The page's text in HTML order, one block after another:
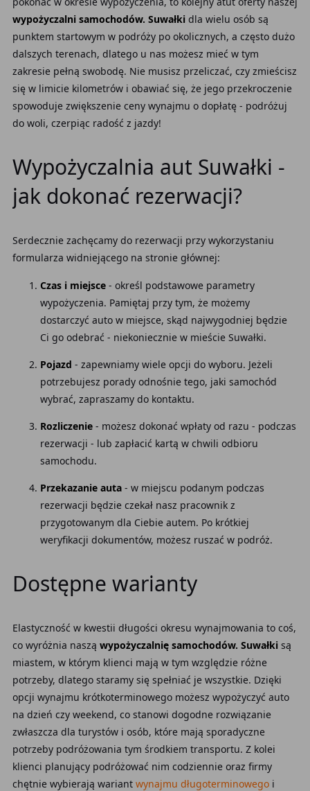
wypożyczalni samochodów. Suwałki dla wielu osób są
punktem startowym w podróży po okolicznych, a często dużo
dalszych terenach, dlatego u nas możesz mieć w tym
zakresie pełną swobodę. Nie musisz przeliczać, czy zmieścisz
się w limicie kilometrów i obawiać się, że jego przekroczenie
spowoduje zwiększenie ceny wynajmu o dopłatę - podróżuj
do woli, czerpiąc radość z jazdy!
Wypożyczalnia aut Suwałki -
jak dokonać rezerwacji?
Serdecznie zachęcamy do rezerwacji przy wykorzystaniu
formularza widniejącego na stronie głównej:
Czas i miejsce - określ podstawowe parametry
wypożyczenia. Pamiętaj przy tym, że możemy
dostarczyć auto w miejsce, skąd najwygodniej będzie
Ci go odebrać - niekoniecznie w mieście Suwałki.
Pojazd - zapewniamy wiele opcji do wyboru. Jeżeli
potrzebujesz porady odnośnie tego, jaki samochód
wybrać, zapraszamy do kontaktu.
Rozliczenie - możesz dokonać wpłaty od razu - podczas
rezerwacji - lub zapłacić kartą w chwili odbioru
samochodu.
Przekazanie auta - w miejscu podanym podczas
rezerwacji będzie czekał nasz pracownik z
przygotowanym dla Ciebie autem. Po krótkiej
weryfikacji dokumentów, możesz ruszać w podróż.
Dostępne warianty
Elastyczność w kwestii długości okresu wynajmowania to coś,
co wyróżnia naszą wypożyczalnię samochodów. Suwałki są
miastem, w którym klienci mają w tym względzie różne
potrzeby, dlatego staramy się spełniać je wszystkie. Dzięki
opcji wynajmu krótkoterminowego możesz wypożyczyć auto
na dzień czy weekend, co stanowi dogodne rozwiązanie
zwłaszcza dla turystów i osób, które mają sporadyczne
potrzeby podróżowania tym środkiem transportu. Z kolei
klienci planujący podróżować nim codziennie oraz firmy
chętnie wybierają wariant wynajmu długoterminowegoi